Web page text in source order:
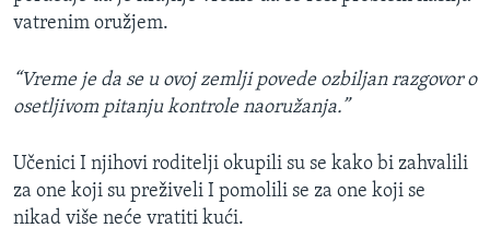
vatrenim oružjem.
“Vreme je da se u ovoj zemlji povede ozbiljan razgovor o
osetljivom pitanju kontrole naoružanja.”
Učenici I njihovi roditelji okupili su se kako bi zahvalili
za one koji su preživeli I pomolili se za one koji se
nikad više neće vratiti kući.